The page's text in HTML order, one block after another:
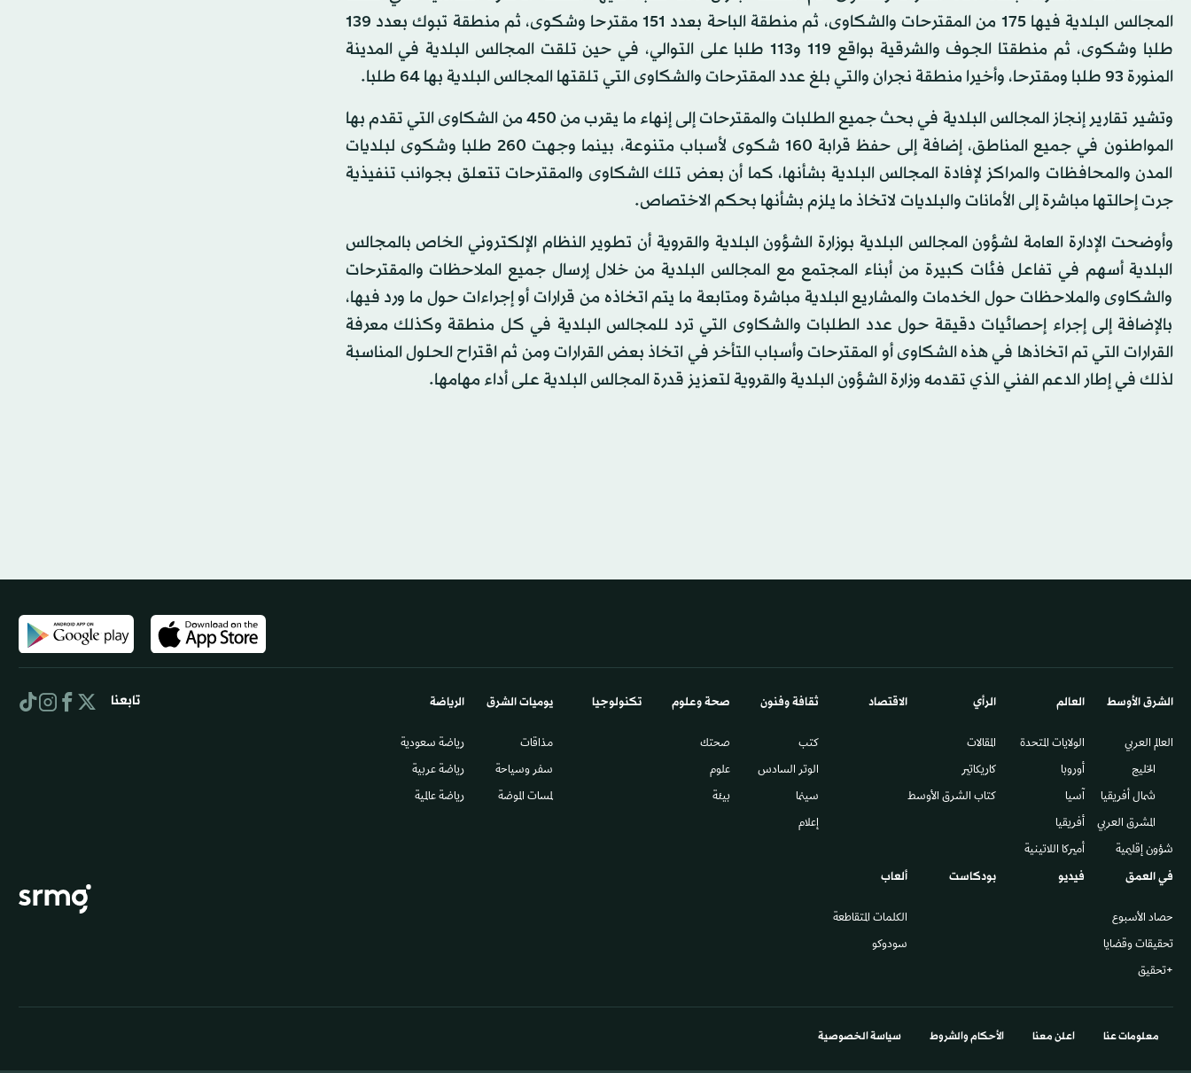
المجالس البلدية فيها 175 من المقترحات والشكاوى، ثم منطقة الباحة بعدد 151 مقترحا وشكوى، ثم منطقة تبوك بعدد 139
طلبا وشكوى، ثم منطقتا الجوف والشرقية بواقع 119 و113 طلبا على التوالي، في حين تلقت المجالس البلدية في المدينة
المنورة 93 طلبا ومقترحا، وأخيرا منطقة نجران والتي بلغ عدد المقترحات والشكاوى التي تلقتها المجالس البلدية بها 64 طلبا.
وتشير تقارير إنجاز المجالس البلدية في بحث جميع الطلبات والمقترحات إلى إنهاء ما يقرب من 450 من الشكاوى التي تقدم بها
المواطنون في جميع المناطق، إضافة إلى حفظ قرابة 160 شكوى لأسباب متنوعة، بينما وجهت 260 طلبا وشكوى لبلديات
المدن والمحافظات والمراكز لإفادة المجالس البلدية بشأنها، كما أن بعض تلك الشكاوى والمقترحات تتعلق بجوانب تنفيذية
جرت إحالتها مباشرة إلى الأمانات والبلديات لاتخاذ ما يلزم بشأنها بحكم الاختصاص.
وأوضحت الإدارة العامة لشؤون المجالس البلدية بوزارة الشؤون البلدية والقروية أن تطوير النظام الإلكتروني الخاص بالمجالس
البلدية أسهم في تفاعل فئات كبيرة من أبناء المجتمع مع المجالس البلدية من خلال إرسال جميع الملاحظات والمقترحات
والشكاوى والملاحظات حول الخدمات والمشاريع البلدية مباشرة ومتابعة ما يتم اتخاذه من قرارات أو إجراءات حول ما ورد فيها،
بالإضافة إلى إجراء إحصائيات دقيقة حول عدد الطلبات والشكاوى التي ترد للمجالس البلدية في كل منطقة وكذلك معرفة
القرارات التي تم اتخاذها في هذه الشكاوى أو المقترحات وأسباب التأخر في اتخاذ بعض القرارات ومن ثم اقتراح الحلول المناسبة
لذلك في إطار الدعم الفني الذي تقدمه وزارة الشؤون البلدية والقروية لتعزيز قدرة المجالس البلدية على أداء مهامها.
الشرق الأوسط​
العالم العربي
الخليج
شمال أفريقيا
المشرق العربي
شؤون إقليمية
العالم
الولايات المتحدة
أوروبا
آسيا
أفريقيا
أميركا اللاتينية
الرأي
المقالات
كاريكاتير
كتاب الشرق الأوسط
الاقتصاد ثقافة وفنون
كتب
الوتر السادس​
سينما
إعلام
صحة وعلوم
صحتك
علوم
بيئة
تكنولوجيا يوميات الشرق​
مذاقات
سفر وسياحة
لمسات الموضة
الرياضة
رياضة سعودية
رياضة عربية
رياضة عالمية
في العمق
حصاد الأسبوع
تحقيقات وقضايا
+تحقيق
فيديو بودكاست ألعاب
الكلمات المتقاطعة
سودوكو
تابعنا
معلومات عنا اعلن معنا الأحكام والشروط سياسة الخصوصية